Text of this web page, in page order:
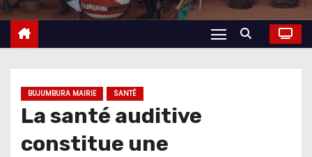
BUJUMBURA MAIRIE SANTÉ
La santé auditive
constitue une